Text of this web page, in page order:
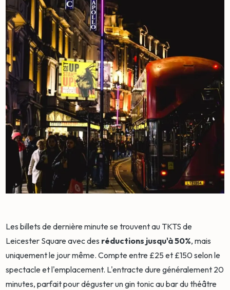
Les billets de dernière minute se trouvent au TKTS de
Leicester Square avec des réductions jusqu'à 50%, mais
uniquement le jour même. Compte entre £25 et £150 selon le
spectacle et l'emplacement. L'entracte dure généralement 20
minutes, parfait pour déguster un gin tonic au bar du théâtre